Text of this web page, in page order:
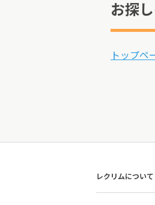
お探
トップペ
レクリムについて